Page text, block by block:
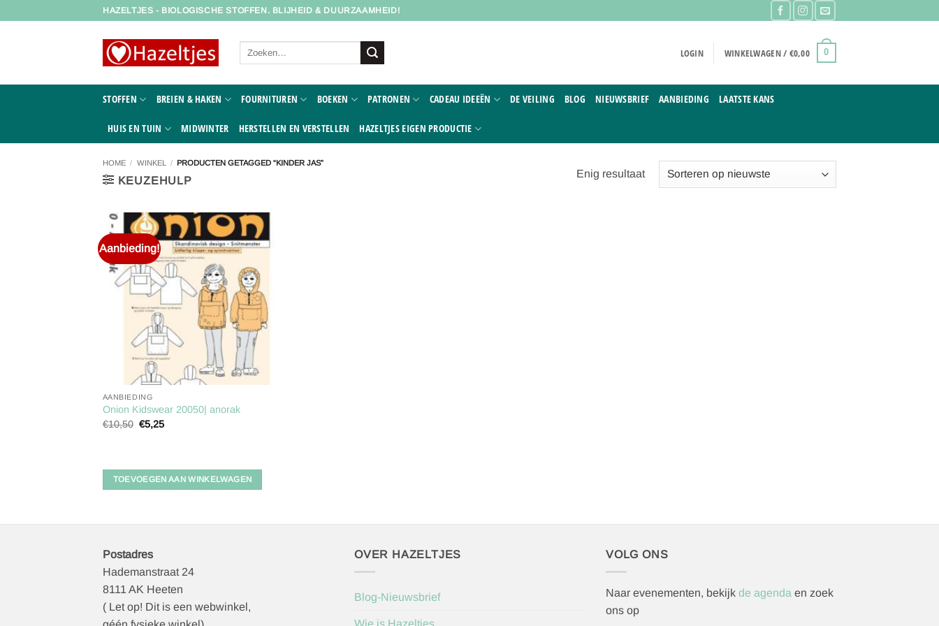
HAZELTJES - BIOLOGISCHE STOFFEN. BLIJHEID & DUURZAAMHEID!
Zoeken
LOGIN WINKELWAGEN / €0,00 0
STOFFEN BREIEN & HAKEN FOURNITUREN BOEKEN PATRONEN CADEAU IDEEËN DE VEILING BLOG NIEUWSBRIEF AANBIEDING LAATSTE KANS
HUIS EN TUIN MIDWINTER HERSTELLEN EN VERSTELLEN HAZELTJES EIGEN PRODUCTIE
HOME / WINKEL / PRODUCTEN GETAGGED “KINDER JAS”
KEUZEHULP
Enig resultaat
Aanbieding!
Toevoegen
verlanglijst
AANBIEDING
Onion Kidswear 20050| anorak
€10,50 Oorspronkelijke
prijs
€5,25Huidige
TOEVOEGEN AAN WINKELWAGEN
Postadres
Hademanstraat 24
8111 AK Heeten
( Let op! Dit is een webwinkel,
OVER HAZELTJES
Blog-Nieuwsbrief
Wie is Hazeltjes
VOLG ONS
Naar evenementen, bekijk de agenda en zoek
ons op